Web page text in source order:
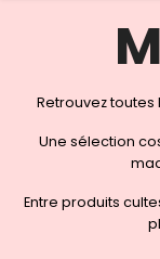
Retrouvez
Une sélection
Entre produits